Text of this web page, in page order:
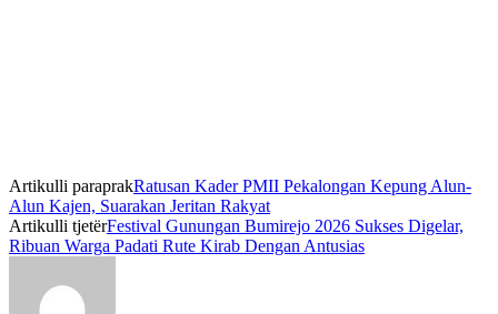
Artikulli paraprakRatusan Kader PMII Pekalongan Kepung Alun-
Alun Kajen, Suarakan Jeritan Rakyat
Artikulli tjetërFestival Gunungan Bumirejo 2026 Sukses Digelar,
Ribuan Warga Padati Rute Kirab Dengan Antusias